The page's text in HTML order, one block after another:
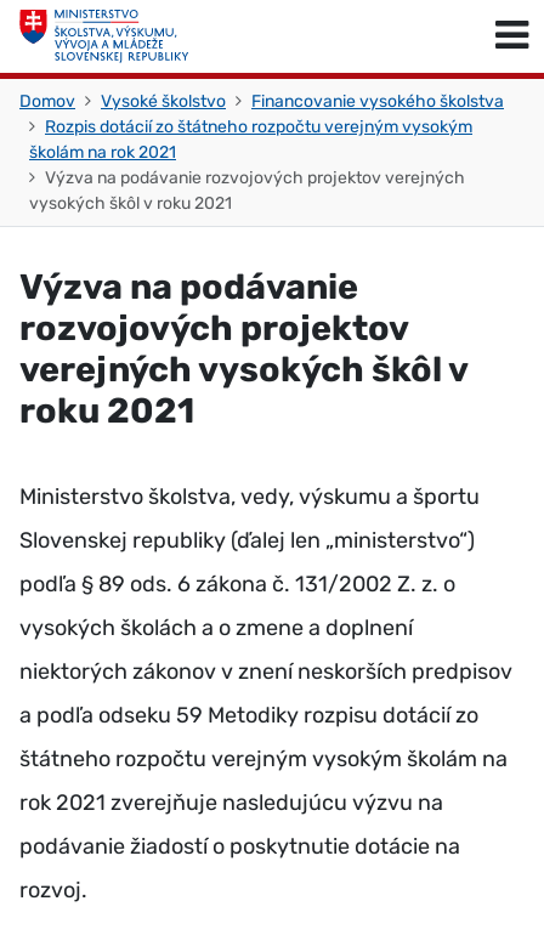
Skočiť na obsah
Domov Vysoké školstvo
Financovanie vysokého školstva
Rozpis dotácií zo štátneho rozpočtu verejným vysokým
školám na rok 2021
Výzva na podávanie rozvojových projektov verejných
vysokých škôl v roku 2021
Výzva na podávanie
rozvojových projektov
verejných vysokých škôl v
roku 2021
Ministerstvo školstva, vedy, výskumu a športu
Slovenskej republiky (ďalej len „ministerstvo“)
podľa § 89 ods. 6 zákona č. 131/2002 Z. z. o
vysokých školách a o zmene a doplnení
niektorých zákonov v znení neskorších predpisov
a podľa odseku 59 Metodiky rozpisu dotácií zo
štátneho rozpočtu verejným vysokým školám na
rok 2021 zverejňuje nasledujúcu výzvu na
podávanie žiadostí o poskytnutie dotácie na
rozvoj.
Skočiť na začiatok stránky